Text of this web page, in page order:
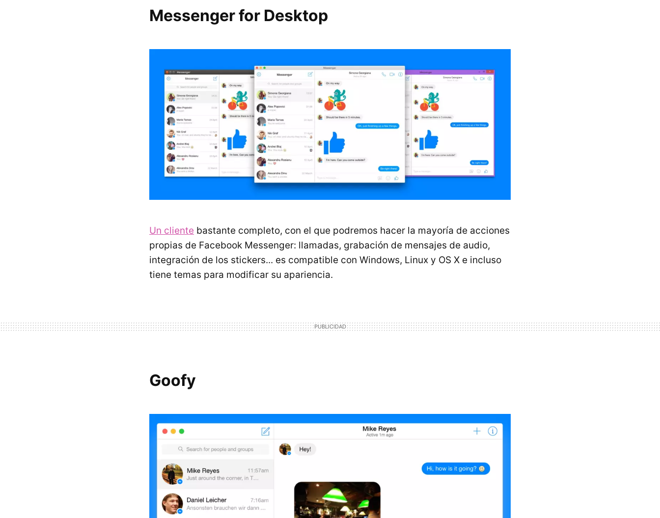
Messenger for Desktop
Un cliente bastante completo, con el que podremos hacer la mayoría de acciones
propias de Facebook Messenger: llamadas, grabación de mensajes de audio,
integración de los stickers... es compatible con Windows, Linux y OS X e incluso
tiene temas para modificar su apariencia.
Goofy